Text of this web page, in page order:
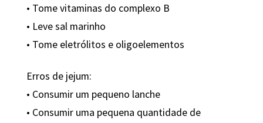
• Tome vitaminas do complexo B
• Leve sal marinho
• Tome eletrólitos e oligoelementos
Erros de jejum:
• Consumir um pequeno lanche
• Consumir uma pequena quantidade de